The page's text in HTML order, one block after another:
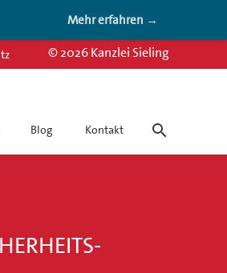
Mehr erfahren →
© 2026 Kanzlei Sieling
Blog Kontakt